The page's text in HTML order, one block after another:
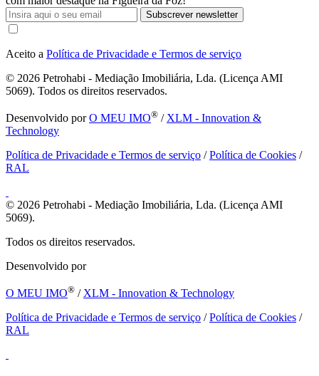
Subscrever newsletter
Aceito a Política de Privacidade e Termos de serviço
© 2026 Petrohabi - Mediação Imobiliária, Lda. (Licença AMI
5069). Todos os direitos reservados.
Desenvolvido porO MEU IMO® / XLM - Innovation &
Technology
Política de Privacidade e Termos de serviço /Política de Cookies /
RAL
© 2026 Petrohabi - Mediação Imobiliária, Lda. (Licença AMI
5069).
Todos os direitos reservados.
Desenvolvido por
O MEU IMO® / XLM - Innovation & Technology
Política de Privacidade e Termos de serviço /Política de Cookies /
RAL